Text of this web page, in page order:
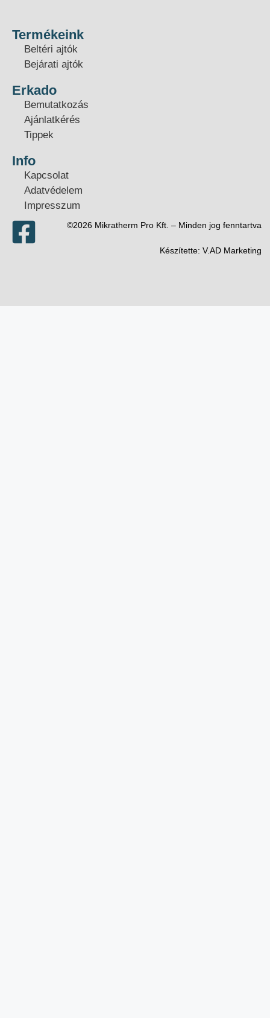
Termékeink
Beltéri ajtók
Bejárati ajtók
Erkado
Bemutatkozás
Ajánlatkérés
Tippek
Info
Kapcsolat
Adatvédelem
Impresszum
©2026 Mikratherm Pro Kft. – Minden jog fenntartva​
Készítette: V.AD Marketing